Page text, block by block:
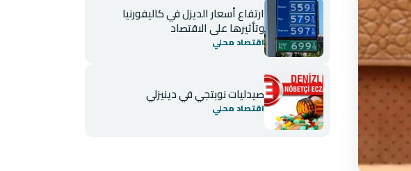
ارتفاع أسعار الديزل في كاليفورنيا
وتأثيرها على الاقتصاد
اقتصاد محلي
صيدليات نوبتجي في دينيزلي
اقتصاد محلي